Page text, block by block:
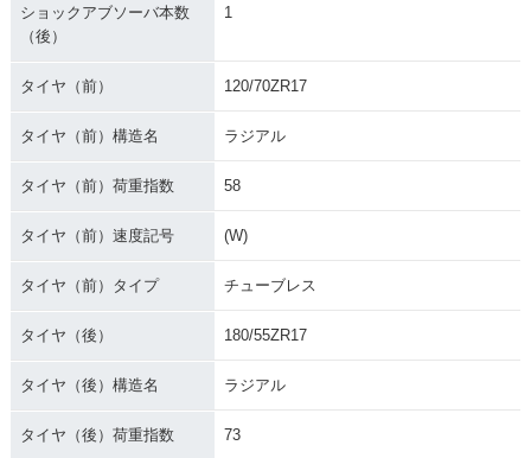
ショックアブソーバ本数
（後）
1
タイヤ（前） 120/70ZR17
タイヤ（前）構造名 ラジアル
タイヤ（前）荷重指数 58
タイヤ（前）速度記号 (W)
タイヤ（前）タイプ チューブレス
タイヤ（後） 180/55ZR17
タイヤ（後）構造名 ラジアル
タイヤ（後）荷重指数 73